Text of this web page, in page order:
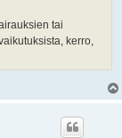
tai
kerro,